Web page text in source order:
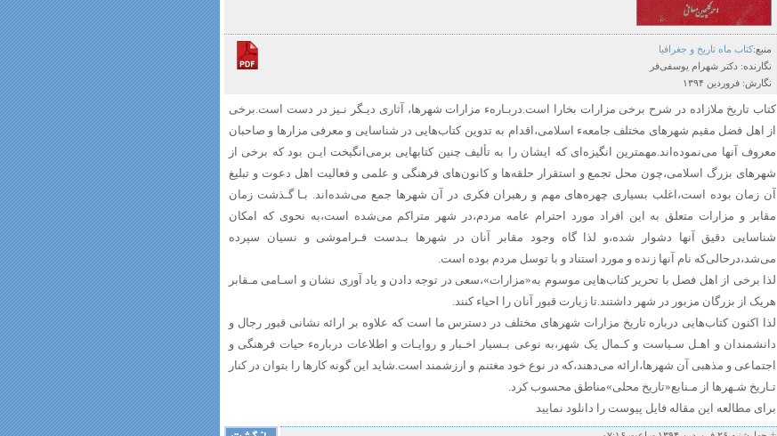
منبع:​​​​کتاب ماه تاریخ و جغرافیا
نگارنده: دکتر شهرام یوسفی‌فر
نگارش: فروردین ۱۳۹۴
کتاب تاریخ ملازاده در شرح‌ برخی مزارات بخارا است‌.دربـارهء‌ مزارات شهرها، آثاری دیـگر نـیز در دست است.برخی
از اهل فضل مقیم شهرهای مختلف جامعهء اسلامی،اقدام به تدوین کتاب‌هایی در شناسایی و معرفی مزارها و صاحبان
معروف‌ آنها می‌نموده‌اند.مهمترین انگیزه‌ای‌ که ایشان را به تألیف چنین کتابهایی‌ برمی‌انگیخت ایـن بود که برخی از
شهرهای بزرگ اسلامی،چون محل تجمع و استقرار حلقه‌ها و کانون‌های فرهنگی و علمی و فعالیت اهل دعوت و تبلیغ
آن زمان بوده‌‌ است‌،اغلب بسیاری چهره‌های مهم و رهبران فکری در آن شهرها جمع می‌شده‌اند. بـا گـذشت زمان
مقابر و مزارات متعلق به این افراد مورد احترام عامه مردم،در شهر متراکم می‌شده است،به‌ نحوی‌ که امکان
شناسایی دقیق آنها دشوار شده،و لذا گاه‌ وجود مقابر آنان در شهرها بـدست فـراموشی و نسیان سپرده
می‌شد،درحالی‌که نام‌ آنها زنده و مورد استناد و با توسل مردم بوده‌ است‌.
لذا برخی از اهل فصل با تحریر کتاب‌هایی موسوم به«مزارات»،سعی در توجه دادن‌ و یاد آوری نشان و اسـامی مـقابر
هریک از بزرگان مزبور در شهر داشتند.تا زیارت‌ قبور‌ آنان‌ را احیاء کنند.
لذا اکنون‌ کتاب‌هایی‌ درباره‌ تاریخ مزارات شهرهای مختلف در دسترس ما است‌ که علاوه بر ارائه نشانی قبور رجال و
دانشمندان و اهـل سـیاست و کـمال یک شهر‌،به‌‌ نوعی‌ بـسیار اخـبار و روایـات و اطلاعات دربارهء حیات فرهنگی و
اجتماعی‌ و مذهبی‌‌ آن شهرها،ارائه می‌دهند،که در نوع خود مغتنم و ارزشمند است.شاید این گونه کارها را بتوان در کنار‌
تـاریخ‌ شـهرها‌ از مـنابع«تاریخ محلی»مناطق محسوب کرد.
برای مطالعه این مقاله فایل پیوست را دانلود نمایید